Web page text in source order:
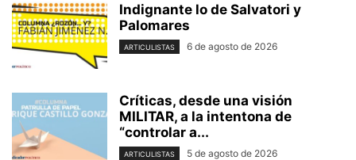
Indignante lo de Salvatori y
Palomares
ARTICULISTAS 6 de agosto de 2026
Críticas, desde una visión
MILITAR, a la intentona de
“controlar a...
ARTICULISTAS 5 de agosto de 2026